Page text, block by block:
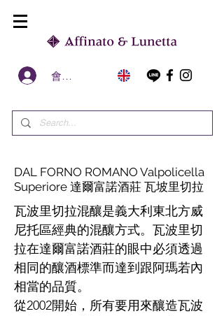
會員區
DAL FORNO ROMANO Valpolicella
Superiore 達爾富諾酒莊 瓦坡里切拉
瓦波里切拉混釀是義大利東北方威
尼托區經典的混釀方式。瓦波里切
拉在達爾富諾酒莊的眼中必須透過
相同的釀酒標準而達到跟阿瑪若內
相當的品質。
從2002開始，所有要用來釀造瓦波